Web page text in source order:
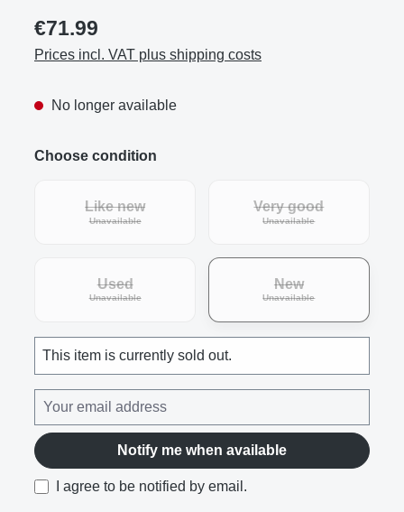
€71.99
Prices incl. VAT plus shipping costs
No longer available
Choose condition
Like new
Unavailable(This option is currently unavailable.)
Very good
Unavailable(This option is
Used
Unavailable(This option is currently unavailable.)
New
Unavailable(This option is
This item is currently sold out.
Notify me when available
I agree to be notified by email.